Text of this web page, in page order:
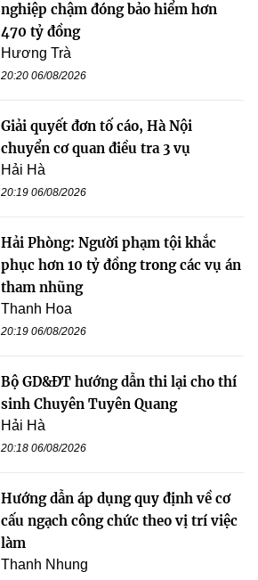
nghiệp chậm đóng bảo hiểm hơn
470 tỷ đồng
Hương Trà
20:20 06/08/2026
Giải quyết đơn tố cáo, Hà Nội
chuyển cơ quan điều tra 3 vụ
Hải Hà
20:19 06/08/2026
Hải Phòng: Người phạm tội khắc
phục hơn 10 tỷ đồng trong các vụ án
tham nhũng
Thanh Hoa
20:19 06/08/2026
Bộ GD&ĐT hướng dẫn thi lại cho thí
sinh Chuyên Tuyên Quang
Hải Hà
20:18 06/08/2026
Hướng dẫn áp dụng quy định về cơ
cấu ngạch công chức theo vị trí việc
làm
Thanh Nhung